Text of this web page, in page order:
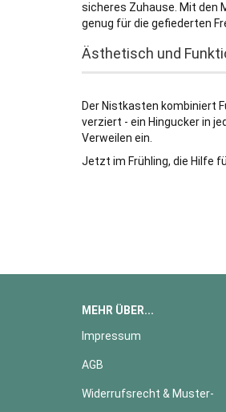
sicheres Zuhause. Mit den
genug für die gefiederten
Ästhetisch und
Der Nistkasten kombiniert
verziert - ein Hingucker in
Verweilen ein.
Jetzt im Frühling, die Hilfe
MEHR ÜBER...
Impressum
AGB
Widerrufsrecht & Muster-